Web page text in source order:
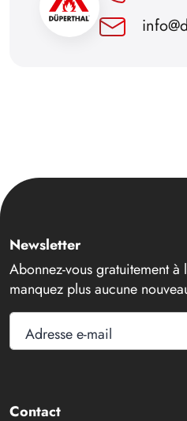
Newsletter
Abonnez-vous gratuitement à
manquez plus aucune
Adresse e-mail
Contact